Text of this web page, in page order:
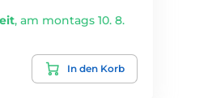
,am montags 10. 8.
In den Korb